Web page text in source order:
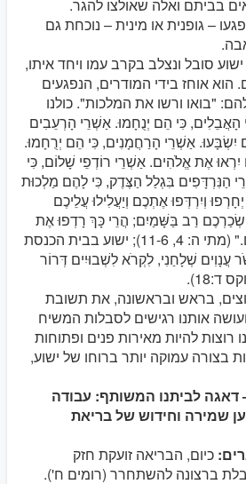
בביתם ואלה שאולצו להגר.
– גופנית או מינית – נוכחת גם
ישוע סובל ונצלב בקרב עמו ויחד איתו,
הוא אוחז בידי המודרים, הנפגעים
"בואו ורשו את המלכות". כולנו
הָאֲבֵלִים, כִּי הֵם יְנֻחָמוּ. אַשְׁרֵי הָרְעֵבִים
יִשְׂבָּעוּ. אַשְׁרֵי הָרַחֲמָנִים, כִּי הֵם יְרֻחָמוּ.
אֶת אֱלֹהִים. אַשְׁרֵי רוֹדְפֵי שָׁלוֹם, כִּי
הַנִּרְדָּפִים בִּגְלַל הַצֶּדֶק, כִּי לָהֶם מַלְכוּת
וְיִרְדְּפוּ אֶתְכֶם וְיַעֲלִילוּ עֲלֵיכֶם
שְׂכַרְכֶם רַב בַּשָּׁמַיִם; הֲרֵי כָּךְ רָדְפוּ אֶת
הַנְּבִיאִים שֶׁהָיוּ לִפְנֵיכֶם." (מתי ה: 4, 11-6); ישוע בבית הכנסת
עֲנָוִים שְׁלָחַנִי, לִקְרֹא לִשְׁבוּיִים דְּרוֹר
ד:18).
בראש ובראשונה, את תשובת
אותנו רגישים לסבלות המשיח
רוצות להיות מאירות פנים ופתוחות
בצורה עמוקה יותר ברוחו של ישוע,
דאגה לביתנו המשותף: עבודה
שמירה וחידוש של בריאת
כיום, הבריאה זועקת חזק
ברצונה להשתחרר (רומים ח').